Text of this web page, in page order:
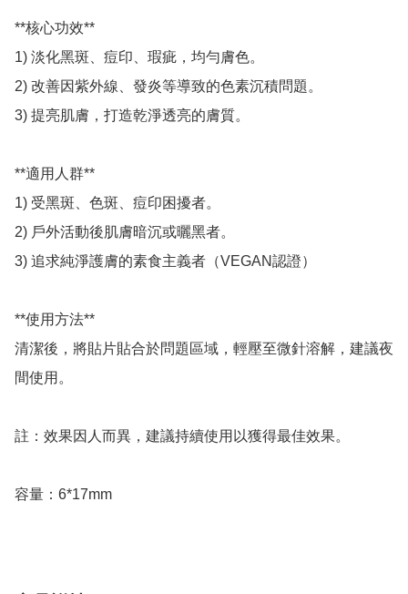
**核心功效**
1) 淡化黑斑、痘印、瑕疵，均勻膚色。
2) 改善因紫外線、發炎等導致的色素沉積問題。
3) 提亮肌膚，打造乾淨透亮的膚質。
**適用人群**
1) 受黑斑、色斑、痘印困擾者。
2) 戶外活動後肌膚暗沉或曬黑者。
3) 追求純淨護膚的素食主義者（VEGAN認證）
**使用方法**
清潔後，將貼片貼合於問題區域，輕壓至微針溶解，建議夜
間使用。
註：效果因人而異，建議持續使用以獲得最佳效果。